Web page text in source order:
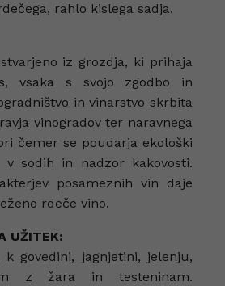
rahlo kislega sadja.
iz grozdja, ki prihaja
vsaka s svojo zgodbo in
in vinarstvo skrbita
vinogradov ter naravnega
čemer se poudarja ekološki
v sodih in nadzor kakovosti.
posameznih vin daje
rdeče vino.
UŽITEK:
k govedini, jagnjetini, jelenju,
z žara in testeninam.